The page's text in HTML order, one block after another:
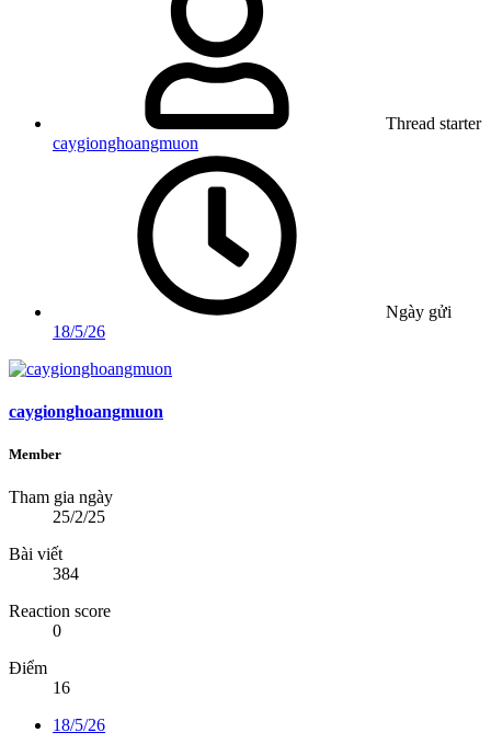
Thread starter
caygionghoangmuon
Ngày gửi
18/5/26
caygionghoangmuon
Member
Tham gia ngày
25/2/25
Bài viết
384
Reaction score
0
Điểm
16
18/5/26